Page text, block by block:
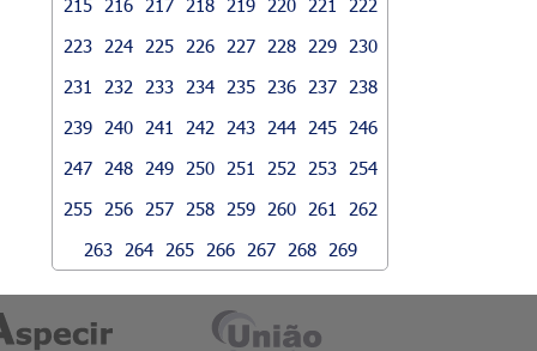
215
216 217 218 219 220 221
222
223
224 225 226 227 228 229
230
231
232 233 234 235 236 237
238
239
240 241 242 243 244 245
246
247
248 249 250 251 252 253
254
255
256 257 258 259 260 261
262
263
264 265 266 267 268 269